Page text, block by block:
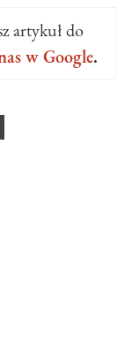
artykuł do
w Google.